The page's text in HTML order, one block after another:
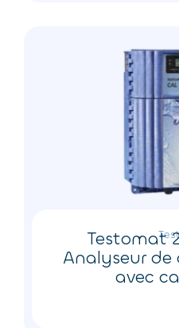
Testomat
Analyseur de
avec